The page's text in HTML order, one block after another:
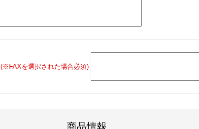
(※FAXを選択された場合必須)
商品情報